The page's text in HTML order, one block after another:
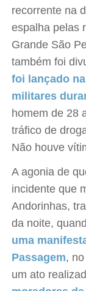
recorrente na
espalha pelas
Grande São
também foi
foi lançado
militares
homem de 28
tráfico de
Não houve
A agonia de
incidente que
Andorinhas,
da noite,
uma
Passagem,
um ato